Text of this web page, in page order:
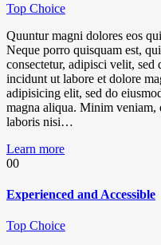
Top Choice
Quuntur magni dolores eos
Neque porro quisquam est,
consectetur, adipisci velit,
incidunt ut labore et dolore
adipisicing elit, sed do
magna aliqua. Minim veniam,
laboris nisi…
Learn more
00
Experienced and Accessible
Top Choice